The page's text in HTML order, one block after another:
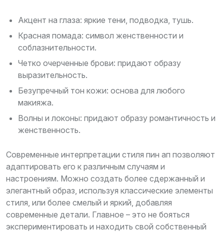
Акцент на глаза: яркие тени, подводка, тушь.
Красная помада: символ женственности и
соблазнительности.
Четко очерченные брови: придают образу
выразительность.
Безупречный тон кожи: основа для любого
макияжа.
Волны и локоны: придают образу романтичность и
женственность.
Современные интерпретации стиля пин ап позволяют
адаптировать его к различным случаям и
настроениям. Можно создать более сдержанный и
элегантный образ, используя классические элементы
стиля, или более смелый и яркий, добавляя
современные детали. Главное – это не бояться
экспериментировать и находить свой собственный